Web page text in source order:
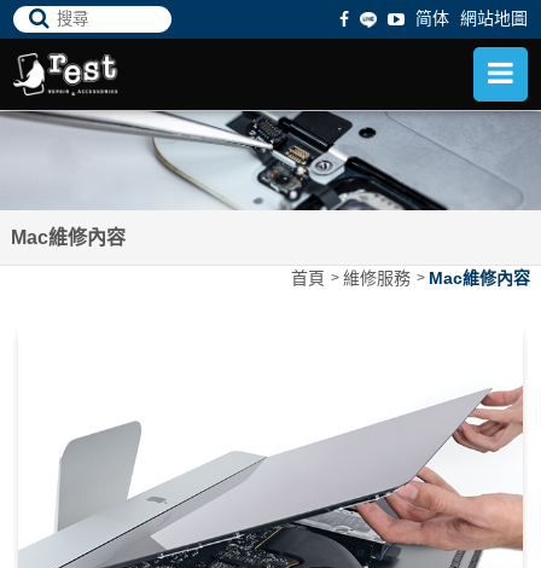
简体 網站地圖
Mac維修內容
首頁 維修服務 Mac維修內容